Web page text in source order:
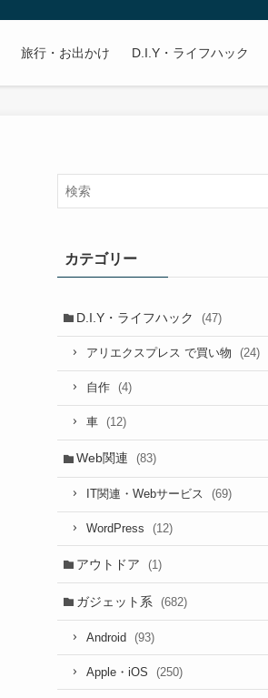
旅行・お出かけ D.I.Y・ライフハック
カテゴリー
D.I.Y・ライフハック (47)
アリエクスプレス で買い物 (24)
自作 (4)
車 (12)
Web関連 (83)
IT関連・Webサービス (69)
WordPress (12)
アウトドア (1)
ガジェット系 (682)
Android (93)
Apple・iOS (250)